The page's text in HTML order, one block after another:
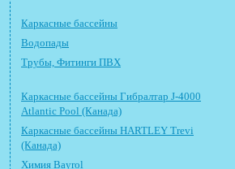
Каркасные бассейны
Водопады
Трубы, Фитинги ПВХ
Каркасные бассейны Гибралтар J-4000
Atlantic Pool (Канада)
Каркасные бассейны HARTLEY Trevi
(Канада)
Химия Bayrol